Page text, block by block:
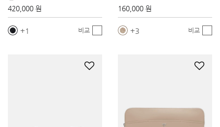
420,000 원
1 비교
160,000 원
3 비교